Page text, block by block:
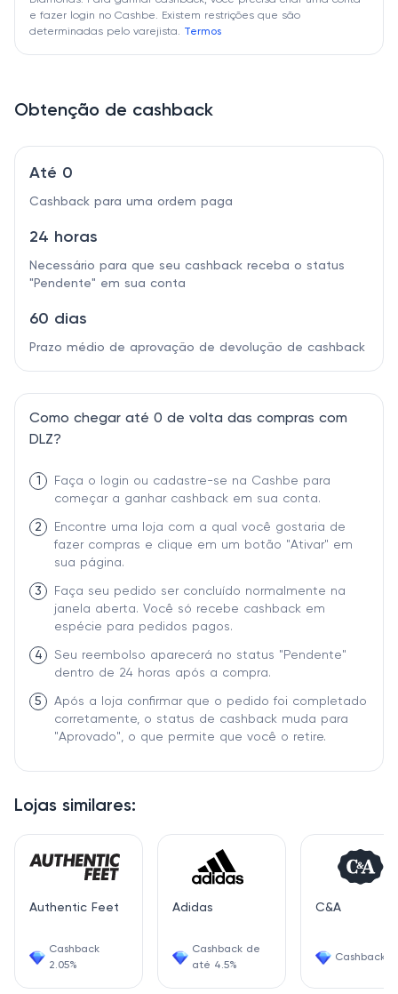
Lojas similares:
Authentic Feet
Cashback
2.05%
Adidas
Cashback de
até 4.5%
C&A
Cashback
e fazer login no Cashbe. Existem restrições que são
determinadas pelo varejista. Termos
Obtenção de cashback
Até 0
Cashback para uma ordem paga
24 horas
Necessário para que seu cashback receba o status
"Pendente" em sua conta
60 dias
Prazo médio de aprovação de devolução de cashback
Como chegar até 0 de volta das compras com
DLZ?
1
Faça o login ou cadastre-se na Cashbe para
começar a ganhar cashback em sua conta.
2
Encontre uma loja com a qual você gostaria de
fazer compras e clique em um botão "Ativar" em
sua página.
3
Faça seu pedido ser concluído normalmente na
janela aberta. Você só recebe cashback em
espécie para pedidos pagos.
4
Seu reembolso aparecerá no status "Pendente"
dentro de 24 horas após a compra.
5
Após a loja confirmar que o pedido foi completado
corretamente, o status de cashback muda para
"Aprovado", o que permite que você o retire.